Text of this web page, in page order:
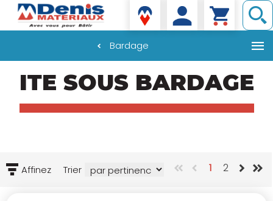
contenu
Denis matériaux
Bardage
ITE SOUS BARDAGE
Affinez Trier 1 2